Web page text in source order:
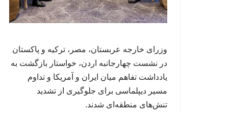
وزرای خارجه عربستان، مصر، ترکیه و پاکستان
در نشست چهارجانبه اردن، خواستار بازگشت به
یادداشت تفاهم میان ایران و آمریکا و تداوم
مسیر دیپلماسی برای جلوگیری از تشدید
تنش‌های منطقه‌ای شدند.